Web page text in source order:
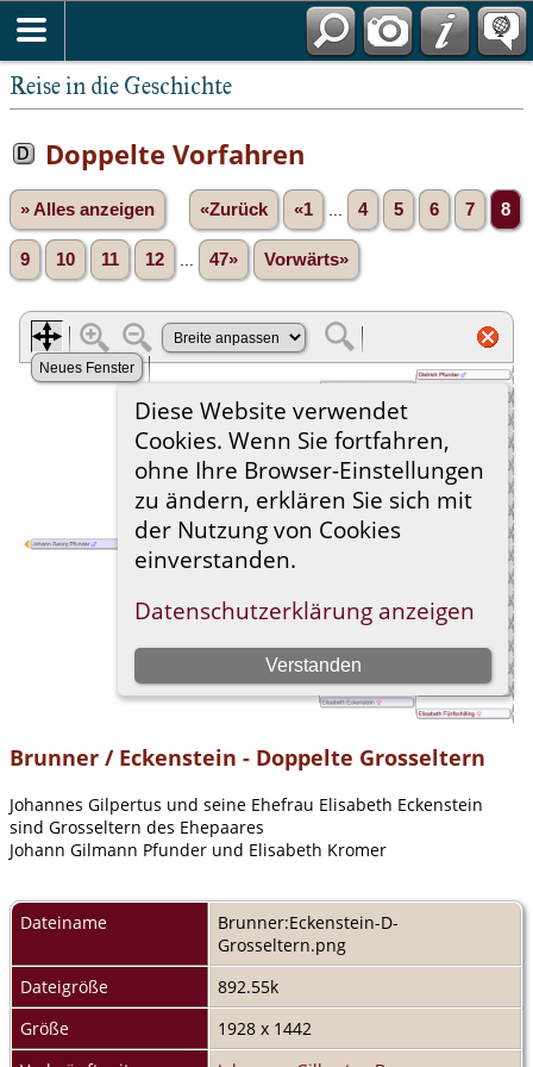
Reise in die Geschichte
Doppelte Vorfahren
» Alles anzeigen «Zurück «1 4 5 6 7 8
9 10 11 12 47» Vorwärts»
Brunner / Eckenstein - Doppelte Grosseltern
Johannes Gilpertus und seine Ehefrau Elisabeth Eckenstein
sind Grosseltern des Ehepaares
Johann Gilmann Pfunder und Elisabeth Kromer
Dateiname
Brunner:Eckenstein-D-
Grosseltern.png
Dateigröße
892.55k
Größe
1928 x 1442